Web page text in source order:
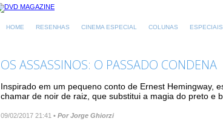
HOME RESENHAS CINEMA ESPECIAL COLUNAS ESPECIAIS
OS ASSASSINOS: O PASSADO CONDENA
Inspirado em um pequeno conto de Ernest
chamar de noir de raiz, que substitui a magia do preto e
09/02/2017 21:41 • Por Jorge Ghiorzi